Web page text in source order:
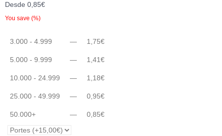
Desde 0,85€
You save (%)
3.000 - 4.999 — 1,75€
5.000 - 9.999 — 1,41€
10.000 - 24.999 — 1,18€
25.000 - 49.999 — 0,95€
50.000+ — 0,85€